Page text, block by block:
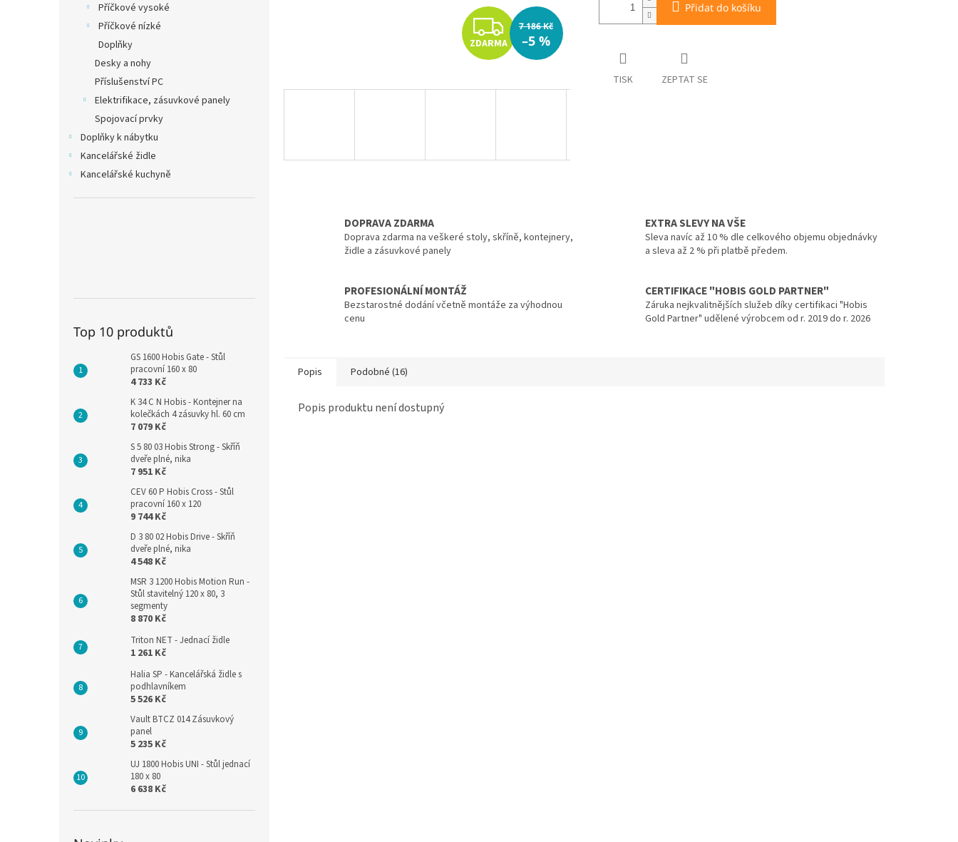
Příčkové vysoké
Příčkové nízké
Doplňky
Desky a nohy
Příslušenství PC
Elektrifikace, zásuvkové panely
Spojovací prvky
Doplňky k nábytku
Kancelářské židle
Kancelářské kuchyně
Top 10 produktů
GS 1600 Hobis Gate - Stůl
pracovní 160 x 80
4 733 Kč
K 34 C N Hobis - Kontejner na
kolečkách 4 zásuvky hl. 60 cm
7 079 Kč
S 5 80 03 Hobis Strong - Skříň
dveře plné, nika
7 951 Kč
CEV 60 P Hobis Cross - Stůl
pracovní 160 x 120
9 744 Kč
D 3 80 02 Hobis Drive - Skříň
dveře plné, nika
4 548 Kč
MSR 3 1200 Hobis Motion Run -
Stůl stavitelný 120 x 80, 3
segmenty
8 870 Kč
Triton NET - Jednací židle
1 261 Kč
Halia SP - Kancelářská židle s
podhlavníkem
5 526 Kč
Vault BTCZ 014 Zásuvkový
panel
5 235 Kč
UJ 1800 Hobis UNI - Stůl jednací
180 x 80
6 638 Kč
Z
D
A
ZDARMA
7 186 Kč
–5 %
Přidat do košíku
TISK ZEPTAT SE
DOPRAVA ZDARMA
Doprava zdarma na veškeré stoly, skříně, kontejnery,
židle a zásuvkové panely
EXTRA SLEVY NA VŠE
Sleva navíc až 10 % dle celkového objemu objednávky
a sleva až 2 % při platbě předem.
PROFESIONÁLNÍ MONTÁŽ
Bezstarostné dodání včetně montáže za výhodnou
cenu
CERTIFIKACE "HOBIS GOLD PARTNER"
Záruka nejkvalitnějších služeb díky certifikaci "Hobis
Gold Partner" udělené výrobcem od r. 2019 do r. 2026
Popis Podobné (16)
Popis produktu není dostupný